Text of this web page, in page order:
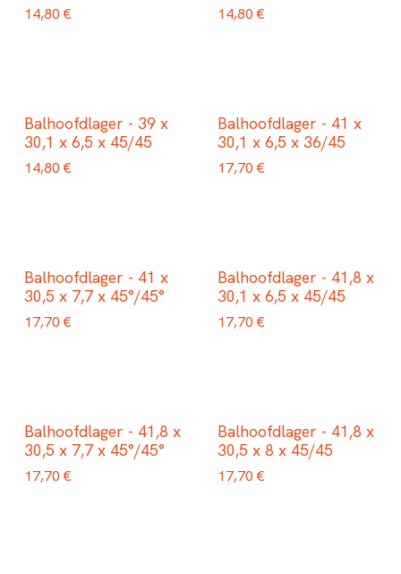
14,80 € 14,80 €
Balhoofdlager - 39 x
30,1 x 6,5 x 45/45
14,80 €
Balhoofdlager - 41 x
30,1 x 6,5 x 36/45
17,70 €
Balhoofdlager - 41 x
30,5 x 7,7 x 45°/45°
17,70 €
Balhoofdlager - 41,8 x
30,1 x 6,5 x 45/45
17,70 €
Balhoofdlager - 41,8 x
30,5 x 7,7 x 45°/45°
17,70 €
Balhoofdlager - 41,8 x
30,5 x 8 x 45/45
17,70 €